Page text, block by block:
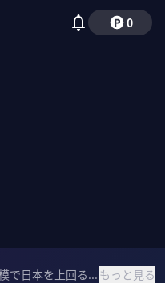
0
2026年に経済規模で日本を上回ると予測されるインドの成長性と、その裏に潜むリスクを徹底解剖。さらに米中対立の「漁夫の利」を得てきた東南アジアが、両国の接近によって受ける影響を予測する。インド東南アジアの2026年をエコノミストが展望する。 ＜ゲスト＞ 西濵徹｜第一生命経済研究所 経済調査部 主席エコノミスト 一橋大学経済学部を卒業後、国際協力銀行（JBIC）を経て、2008年に第一生命経済研究所入社。アジアなど新興国のマクロ経済・政治分析を担当。参議院第一特別調査室客員調査員も経験。 ＜目次＞ もっと見る